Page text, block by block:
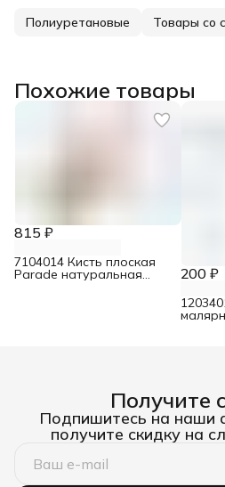
Полиуретановые Товары со
Похожие товары
815 ₽
7104014 Кисть плоская
Parade натуральная 200 ₽
Получите
Подпишитесь на наши
получите скидку на